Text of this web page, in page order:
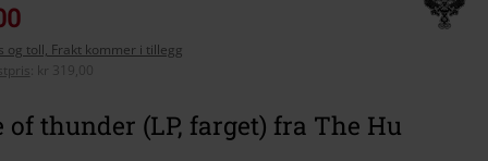
og toll, Frakt kommer i tillegg
kr 319,00
of thunder (LP, farget) fra The Hu